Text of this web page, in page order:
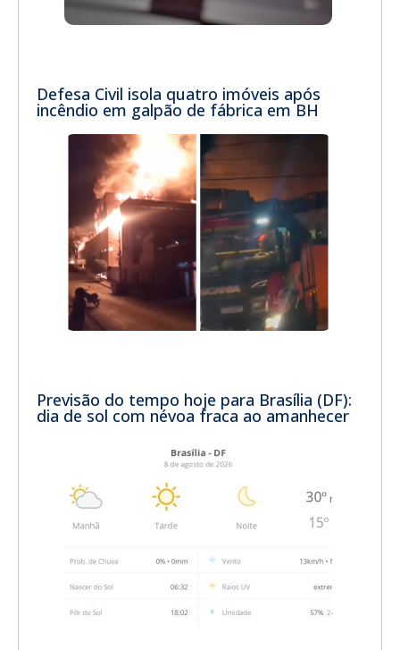
Defesa Civil isola quatro imóveis após
incêndio em galpão de fábrica em BH
Previsão do tempo hoje para Brasília (DF):
dia de sol com névoa fraca ao amanhecer